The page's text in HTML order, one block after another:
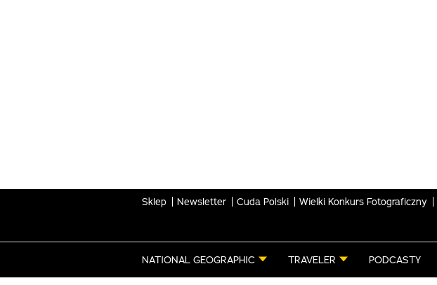
Sklep Newsletter Cuda Polski Wielki Konkurs Fotograficzny
NATIONAL GEOGRAPHIC TRAVELER PODCASTY